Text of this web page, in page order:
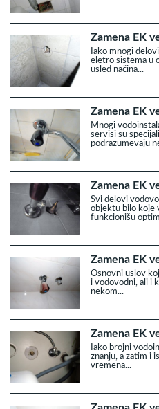
Zamena EK
Iako mnogi
eletro sistema u
usled načina...
Zamena EK
Mnogi
servisi su
podrazumevaju
Zamena EK
Svi delovi
objektu bilo koje
funkcionišu
Zamena EK
Osnovni uslov
i vodovodni, ali i
nekom...
Zamena EK
Iako brojni
znanju, a zatim i
vremena...